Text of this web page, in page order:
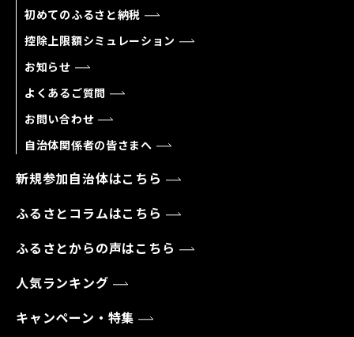
初めてのふるさと納税
控除上限額シミュレーション
お知らせ
よくあるご質問
お問い合わせ
自治体関係者の皆さまへ
新規参加自治体はこちら
ふるさとコラムはこちら
ふるさとからの声はこちら
人気ランキング
キャンペーン・特集